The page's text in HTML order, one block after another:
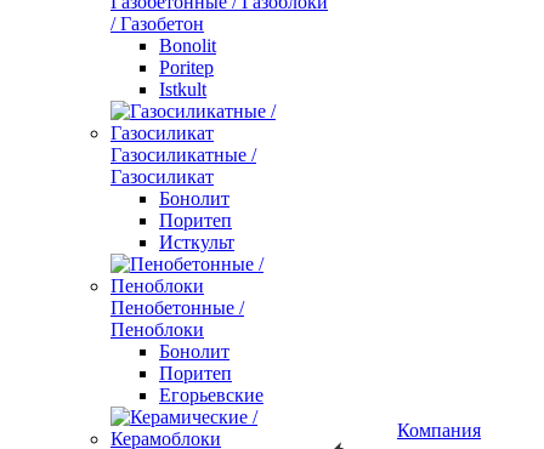
/ Газобетон
Bonolit
Poritep
Istkult
Газосиликатные /
Газосиликат
Бонолит
Поритеп
Исткульт
Пенобетонные /
Пеноблоки
Бонолит
Поритеп
Егорьевские
Компания